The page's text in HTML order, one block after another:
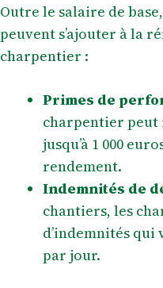
Outre le salaire de
peuvent s’ajouter à la
charpentier :
Primes de
charpentier
jusqu’à 1 000
rendement.
Indemnités de
chantiers, les
d’indemnités qui
par jour.